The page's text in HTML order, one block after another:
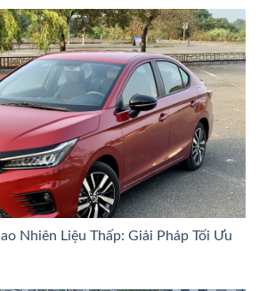
Nhiên Liệu Thấp: Giải Pháp Tối Ưu